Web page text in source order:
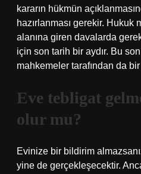
kararın hükmün
hazırlanması gerekir. Hukuk
alanına giren davalarda
için son tarih bir aydır. Bu
mahkemeler tarafından da
Eve tebligat
olur mu?
Evinize bir bildirim
yine de gerçekleşecektir.